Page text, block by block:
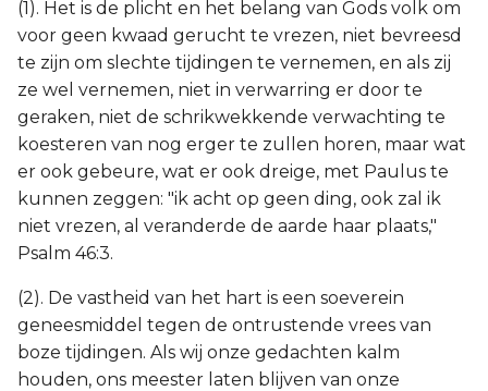
(1). Het is de plicht en het belang van Gods volk om
voor geen kwaad gerucht te vrezen, niet bevreesd
te zijn om slechte tijdingen te vernemen, en als zij
ze wel vernemen, niet in verwarring er door te
geraken, niet de schrikwekkende verwachting te
koesteren van nog erger te zullen horen, maar wat
er ook gebeure, wat er ook dreige, met Paulus te
kunnen zeggen: "ik acht op geen ding, ook zal ik
niet vrezen, al veranderde de aarde haar plaats,"
Psalm 46:3.
(2). De vastheid van het hart is een soeverein
geneesmiddel tegen de ontrustende vrees van
boze tijdingen. Als wij onze gedachten kalm
houden, ons meester laten blijven van onze